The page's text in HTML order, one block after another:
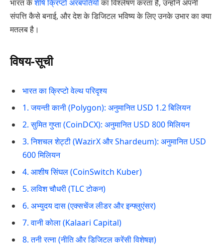
भारत केशीर्ष क्रिप्टो अरबपतियोंका विश्लेषण करता है, उन्होंने अपनी
संपत्ति कैसे बनाई, और देश के डिजिटल भविष्य के लिए उनके उभार का क्या
मतलब है।
विषय-सूची
भारत का क्रिप्टो वेल्थ परिदृश्य
1. जयन्ती कानी (Polygon): अनुमानित USD 1.2 बिलियन
2. सुमित गुप्ता (CoinDCX): अनुमानित USD 800 मिलियन
3. निशचल शेट्टी (WazirX और Shardeum): अनुमानित USD
600 मिलियन
4. आशीष सिंघल (CoinSwitch Kuber)
5. लविश चौधरी (TLC टोकन)
6. अभ्युदय दास (एक्सचेंज लीडर और इन्फ्लुएंसर)
7. वानी कोला (Kalaari Capital)
8. तनी रत्ना (नीति और डिजिटल करेंसी विशेषज्ञ)